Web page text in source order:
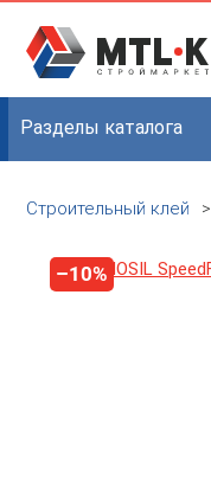
Разделы каталога
Строительный клей >
–10%